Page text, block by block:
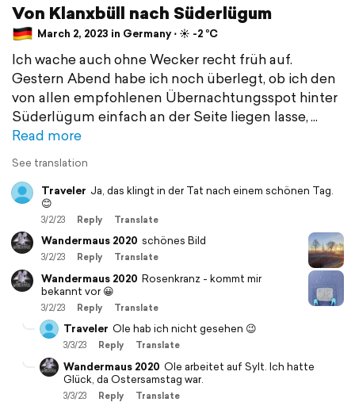
Von Klanxbüll nach Süderlügum
March 2, 2023 in Germany ⋅ ☀️ -2 °C
Ich wache auch ohne Wecker recht früh auf.
Gestern Abend habe ich noch überlegt, ob ich den
von allen empfohlenen Übernachtungsspot hinter
Süderlügum einfach an der Seite liegen lasse,
Read more
See translation
Traveler Ja, das klingt in der Tat nach einem schönen Tag.
😊
3/2/23 Reply Translate
Wandermaus 2020 schönes Bild
3/2/23 Reply Translate
Wandermaus 2020 Rosenkranz - kommt mir
bekannt vor 😀
3/2/23 Reply Translate
Traveler Ole hab ich nicht gesehen 😉
3/3/23 Reply Translate
Wandermaus 2020 Ole arbeitet auf Sylt. Ich hatte
Glück, da Ostersamstag war.
3/3/23 Reply Translate